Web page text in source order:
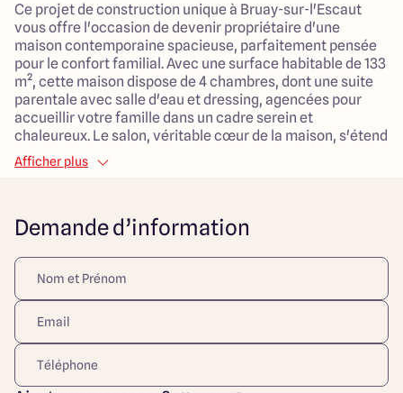
Ce projet de construction unique à Bruay-sur-l'Escaut
vous offre l'occasion de devenir propriétaire d'une
maison contemporaine spacieuse, parfaitement pensée
pour le confort familial. Avec une surface habitable de 133
m², cette maison dispose de 4 chambres, dont une suite
parentale avec salle d'eau et dressing, agencées pour
accueillir votre famille dans un cadre serein et
chaleureux. Le salon, véritable cœur de la maison, s'étend
sur 46 m², offrant un espace de vie généreux où vous
pourrez créer des souvenirs inoubliables.
optimal tout au long de la journée. Vous apprécierez la
bus, des espaces verts et des commerces à quelques pas,
permettant ainsi un quotidien agréable et pratique.
Pensée pour répondre à vos besoins, cette maison sera
équipée d'un garage et profitera d'un système de
chauffage par pompe à chaleur, garantissant à la fois
confort et économies d'énergie. Les espaces extérieurs
vous inviteront à profiter de moments de détente en
Afficher plus
Demande d’information